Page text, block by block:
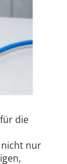
die
nicht nur